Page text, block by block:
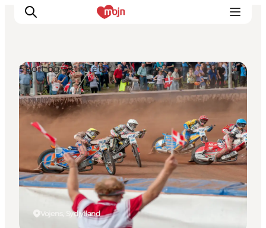
Oplevelser
Byer & Steder
Det sker
Overnatning
Planlæg din ferie
Booking
Vojens, Sydjylland
Sport og aktiviteter